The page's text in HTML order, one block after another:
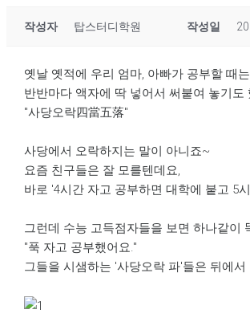
작성자 탑스터디학원 작성일
옛날 옛적에 우리 엄마, 아빠가 공부할 때
반반마다 액자에 딱 넣어서 써붙여 놓기도
"사당오락四當五落"
사당에서 오락하지는 말이 아니죠~
요즘 친구들은 잘 모를텐데요,
바로 '4시간 자고 공부하면 대학에 붙고 5
그런데 수능 고득점자들을 보면 하나같이
"푹 자고 공부했어요."
그들을 시샘하는 '사당오락 파'들은 뒤에